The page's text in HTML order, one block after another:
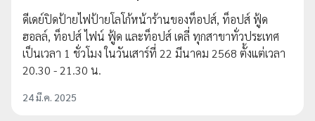
ดีเดย์ปิดป้ายไฟป้ายโลโก้หน้าร้านของท็อปส์, ท็อปส์ ฟู้ด
ฮอลล์, ท็อปส์ ไฟน์ ฟู้ด และท็อปส์ เดลี่ ทุกสาขาทั่วประเทศ
เป็นเวลา 1 ชั่วโมง ในวันเสาร์ที่ 22 มีนาคม 2568 ตั้งแต่เวลา
20.30 - 21.30 น.
24 มี.ค. 2025